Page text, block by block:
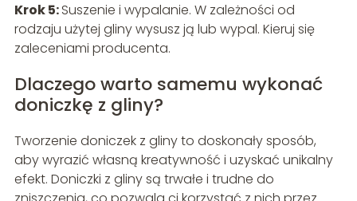
Krok 5:Suszenie i wypalanie. W zależności od
rodzaju użytej gliny wysusz ją lub wypal. Kieruj się
zaleceniami producenta.
Dlaczego warto samemu wykonać
doniczkę z gliny?
Tworzenie doniczek z gliny to doskonały sposób,
aby wyrazić własną kreatywność i uzyskać unikalny
efekt. Doniczki z gliny są trwałe i trudne do